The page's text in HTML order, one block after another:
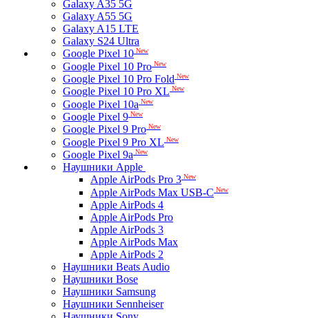
Galaxy A35 5G
Galaxy A55 5G
Galaxy A15 LTE
Galaxy S24 Ultra
Google Pixel 10 New
Google Pixel 10 Pro New
Google Pixel 10 Pro Fold New
Google Pixel 10 Pro XL New
Google Pixel 10a New
Google Pixel 9 New
Google Pixel 9 Pro New
Google Pixel 9 Pro XL New
Google Pixel 9a New
Наушники Apple
Apple AirPods Pro 3 New
Apple AirPods Max USB-C New
Apple AirPods 4
Apple AirPods Pro
Apple AirPods 3
Apple AirPods Max
Apple AirPods 2
Наушники Beats Audio
Наушники Bose
Наушники Samsung
Наушники Sennheiser